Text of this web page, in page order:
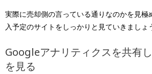
実際に売却側の言っている通りなのかを見極
入予定のサイトをしっかりと見ていきましょ
Googleアナリティクスを共有
を見る